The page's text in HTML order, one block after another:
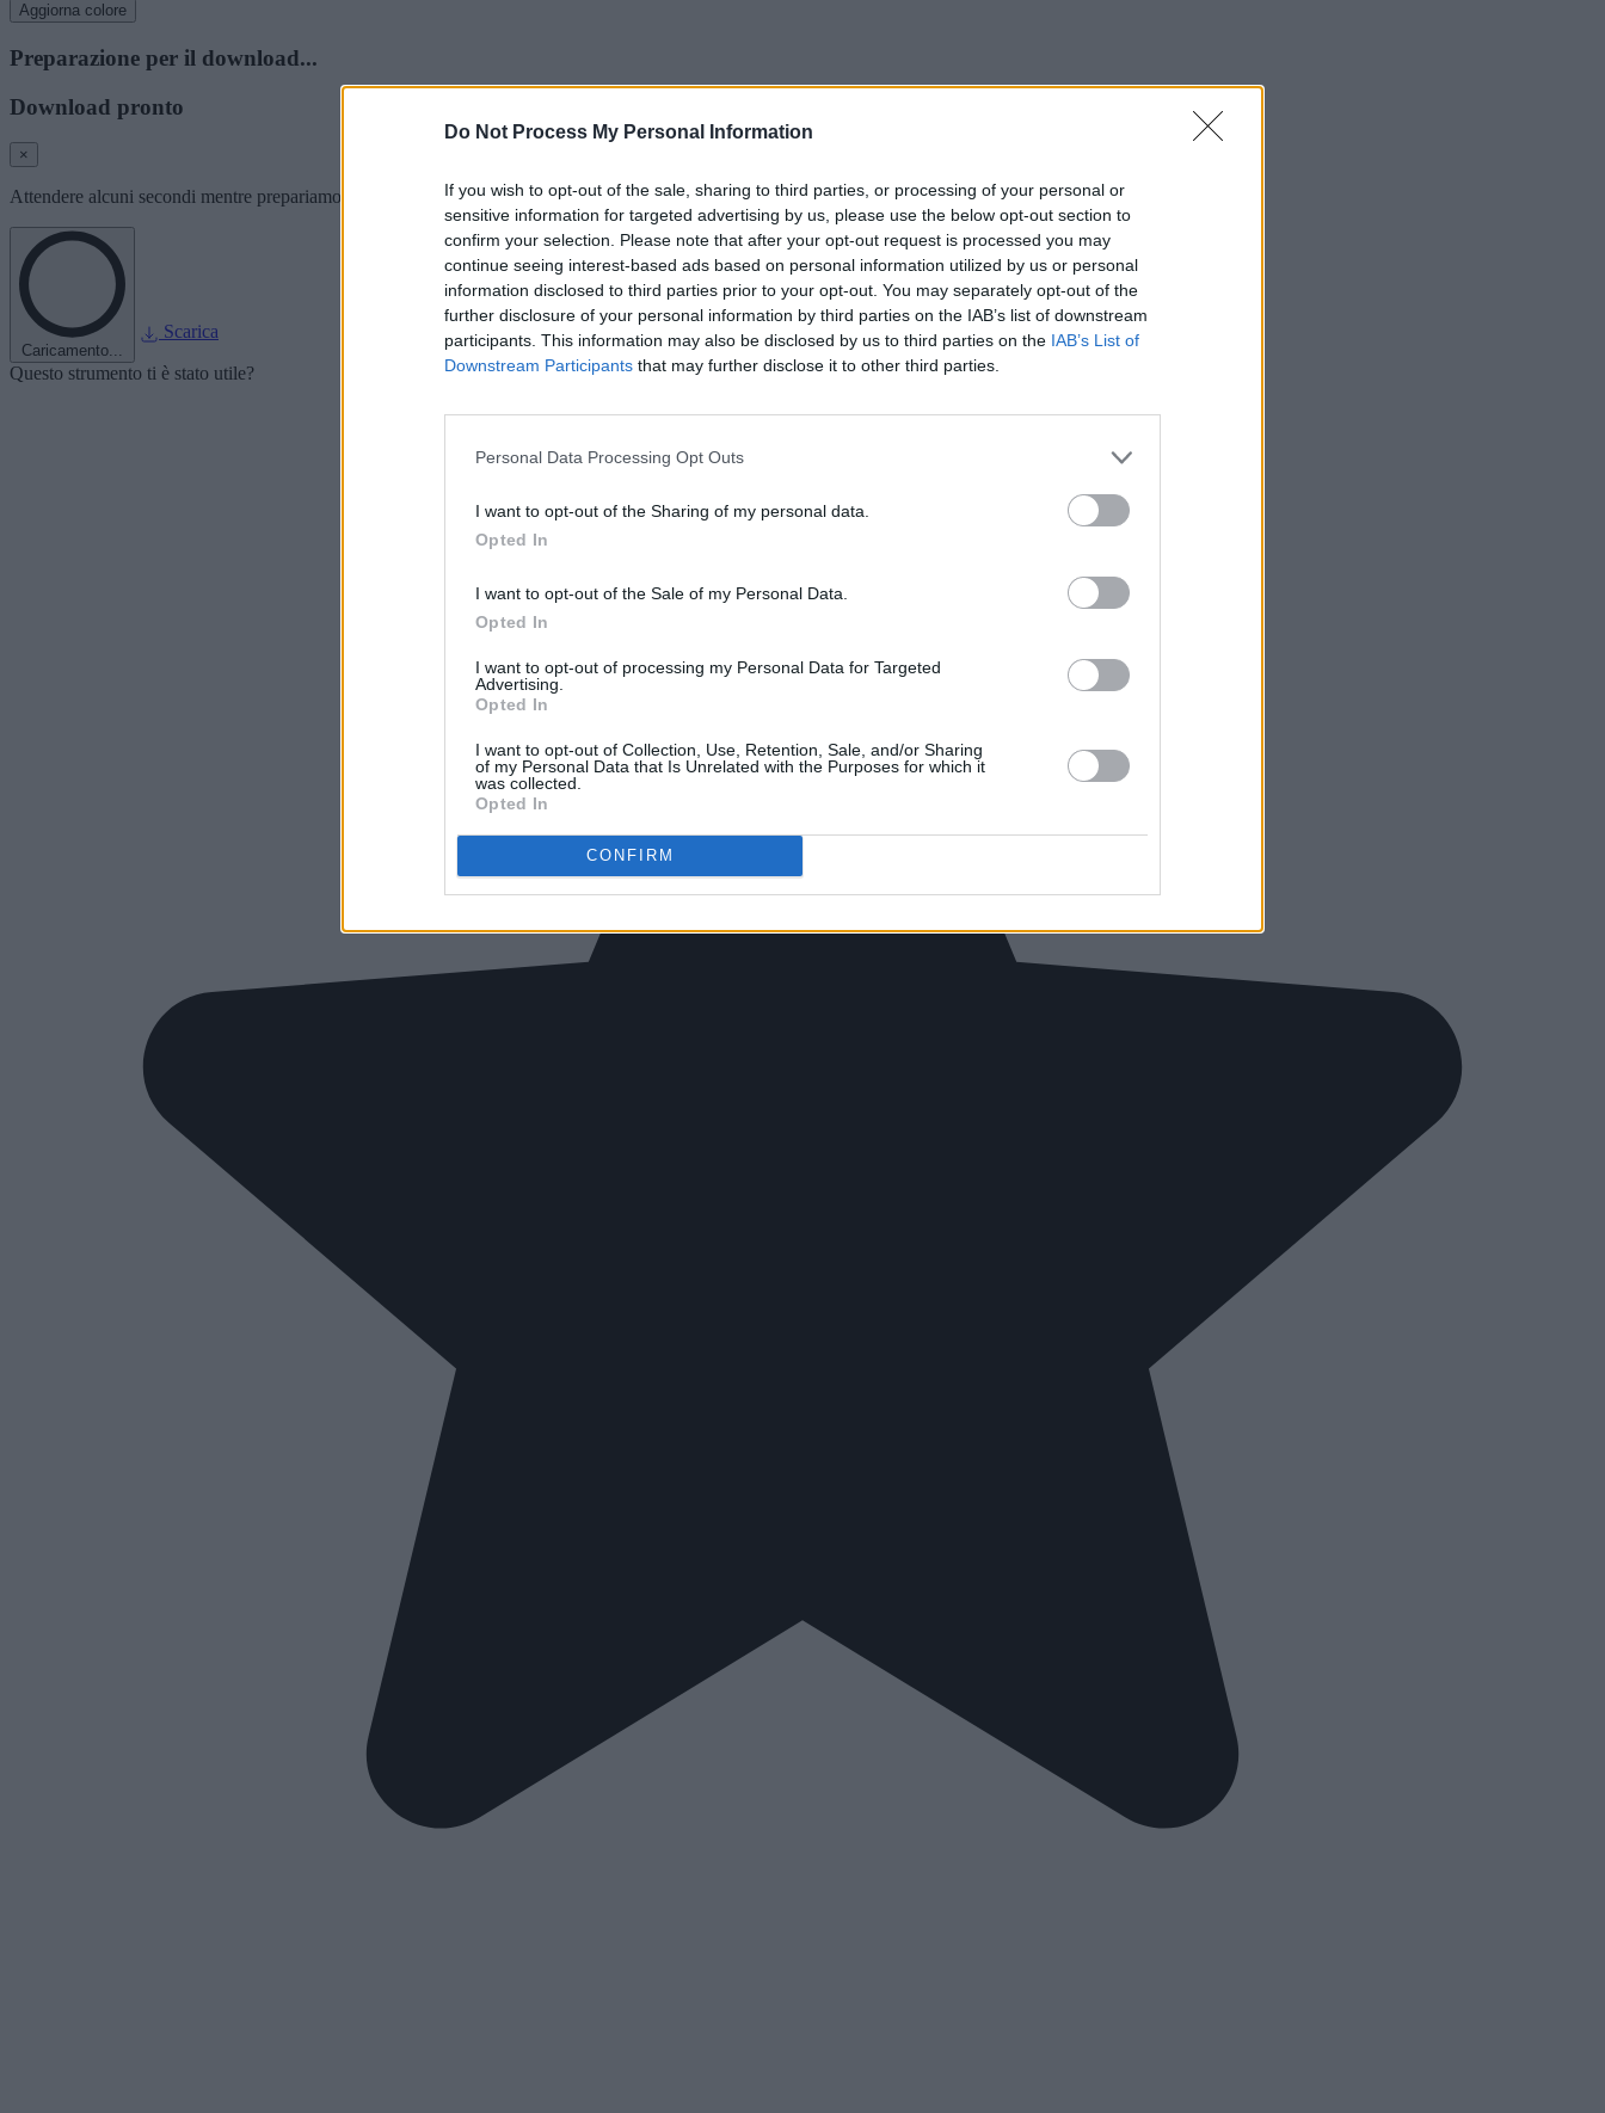
Do Not Process My Personal Information
If you wish to opt-out of the sale, sharing to third parties, or processing of your personal or
sensitive information for targeted advertising by us, please use the below opt-out section to
confirm your selection. Please note that after your opt-out request is processed you may
continue seeing interest-based ads based on personal information utilized by us or personal
information disclosed to third parties prior to your opt-out. You may separately opt-out of the
further disclosure of your personal information by third parties on the IAB’s list of downstream
participants. This information may also be disclosed by us to third parties on the IAB’s List of
Downstream Participants that may further disclose it to other third parties.
Personal Data Processing Opt Outs
I want to opt-out of the Sharing of my personal data.
Opted In
I want to opt-out of the Sale of my Personal Data.
Opted In
I want to opt-out of processing my Personal Data for Targeted
Advertising.
Opted In
I want to opt-out of Collection, Use, Retention, Sale, and/or Sharing
of my Personal Data that Is Unrelated with the Purposes for which it
was collected.
Opted In
CONFIRM
Aggiorna colore
Preparazione per il download...
Download pronto
×
Attendere alcuni secondi mentre prepariamo l'immagine del font per il download.
Caricamento...
Scarica
Questo strumento ti è stato utile?